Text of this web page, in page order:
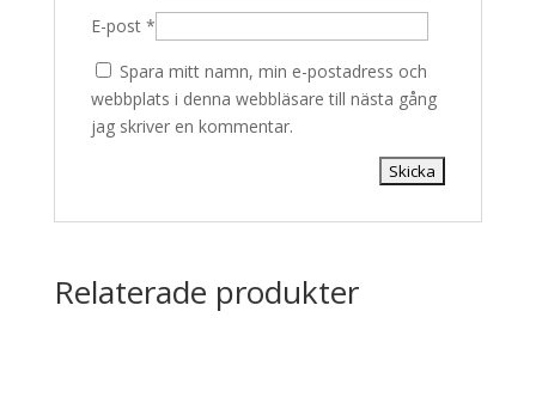
E-post *
Spara mitt namn, min e-postadress och
webbplats i denna webbläsare till nästa gång
jag skriver en kommentar.
Relaterade produkter